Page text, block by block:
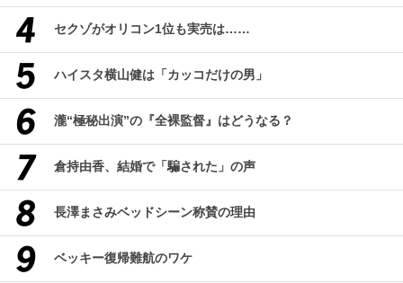
セクゾがオリコン1位も実売は……
ハイスタ横山健は「カッコだけの男」
瀧“極秘出演”の『全裸監督』はどうなる？
倉持由香、結婚で「騙された」の声
長澤まさみベッドシーン称賛の理由
ベッキー復帰難航のワケ